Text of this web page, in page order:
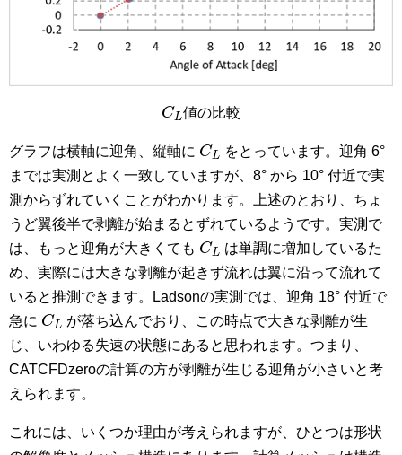
CL
CL 値の比較
グラフは横軸に迎角、縦軸に CL
CL
をとっています。迎角 6°
までは実測とよく一致していますが、8° から 10° 付近で実
測からずれていくことがわかります。上述のとおり、ちょ
うど翼後半で剥離が始まるとずれているようです。実測で
は、もっと迎角が大きくても CL
CL
は単調に増加しているた
め、実際には大きな剥離が起きず流れは翼に沿って流れて
いると推測できます。Ladsonの実測では、迎角 18° 付近で
急に CL
CL
が落ち込んでおり、この時点で大きな剥離が生
じ、いわゆる失速の状態にあると思われます。つまり、
CATCFDzeroの計算の方が剥離が生じる迎角が小さいと考
えられます。
これには、いくつか理由が考えられますが、ひとつは形状